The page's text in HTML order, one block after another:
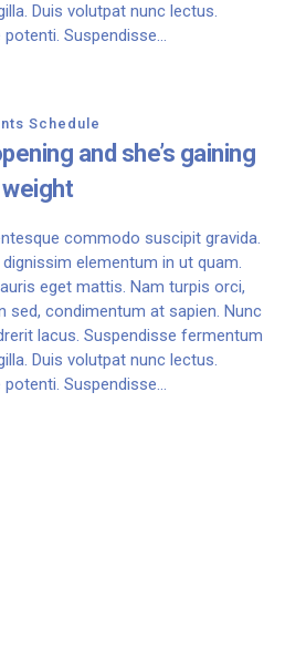
Duis volutpat nunc lectus.
Suspendisse...
Schedule
and she’s gaining
weight
commodo suscipit gravida.
elementum in ut quam.
eget mattis. Nam turpis orci,
sed, condimentum at sapien. Nunc
lacus. Suspendisse fermentum
Duis volutpat nunc lectus.
Suspendisse...